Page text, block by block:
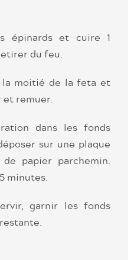
épinards et cuire 1
du feu.
moitié de la feta et
et remuer.
dans les fonds
sur une plaque
papier parchemin.
minutes.
garnir les fonds